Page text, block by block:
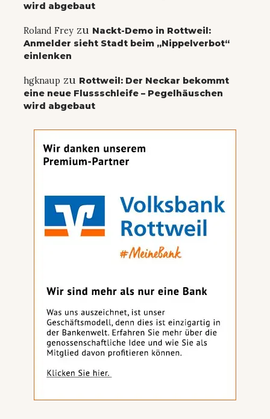
wird abgebaut
Roland Frey zu Nackt-Demo in Rottweil:
Anmelder sieht Stadt beim „Nippelverbot“
einlenken
hgknaup zu Rottweil: Der Neckar bekommt
eine neue Flussschleife – Pegelhäuschen
wird abgebaut